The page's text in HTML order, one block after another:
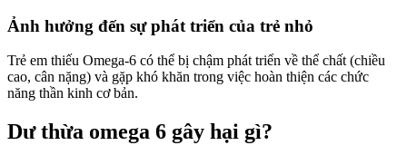
Ảnh hưởng đến sự phát triển của trẻ nhỏ
Trẻ em thiếu Omega-6 có thể bị chậm phát triển về thể chất (chiều
cao, cân nặng) và gặp khó khăn trong việc hoàn thiện các chức
năng thần kinh cơ bản.
Dư thừa omega 6 gây hại gì?